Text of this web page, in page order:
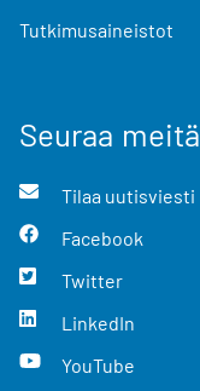
Tutkimusaineistot
Seuraa meitä
Tilaa uutisviesti
Facebook
Twitter
LinkedIn
YouTube